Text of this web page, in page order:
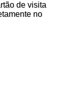
de visita
no